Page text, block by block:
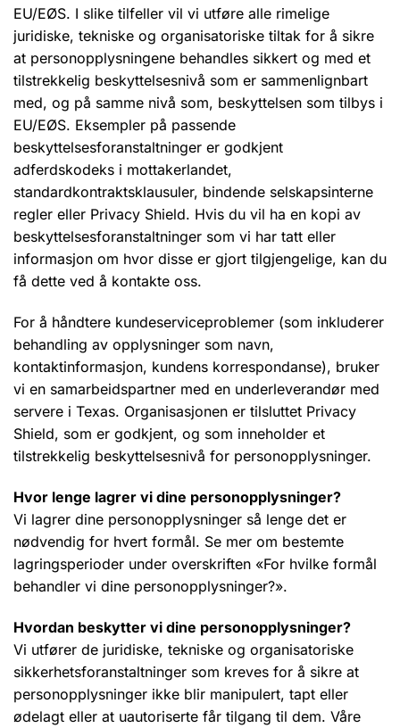
EU/EØS. I slike tilfeller vil vi utføre alle rimelige
juridiske, tekniske og organisatoriske tiltak for å sikre
at personopplysningene behandles sikkert og med et
tilstrekkelig beskyttelsesnivå som er sammenlignbart
med, og på samme nivå som, beskyttelsen som tilbys i
EU/EØS. Eksempler på passende
beskyttelsesforanstaltninger er godkjent
adferdskodeks i mottakerlandet,
standardkontraktsklausuler, bindende selskapsinterne
regler eller Privacy Shield. Hvis du vil ha en kopi av
beskyttelsesforanstaltninger som vi har tatt eller
informasjon om hvor disse er gjort tilgjengelige, kan du
få dette ved å kontakte oss.
For å håndtere kundeserviceproblemer (som inkluderer
behandling av opplysninger som navn,
kontaktinformasjon, kundens korrespondanse), bruker
vi en samarbeidspartner med en underleverandør med
servere i Texas. Organisasjonen er tilsluttet Privacy
Shield, som er godkjent, og som inneholder et
tilstrekkelig beskyttelsesnivå for personopplysninger.
Hvor lenge lagrer vi dine personopplysninger?
Vi lagrer dine personopplysninger så lenge det er
nødvendig for hvert formål. Se mer om bestemte
lagringsperioder under overskriften «For hvilke formål
behandler vi dine personopplysninger?».
Hvordan beskytter vi dine personopplysninger?
Vi utfører de juridiske, tekniske og organisatoriske
sikkerhetsforanstaltninger som kreves for å sikre at
personopplysninger ikke blir manipulert, tapt eller
ødelagt eller at uautoriserte får tilgang til dem. Våre